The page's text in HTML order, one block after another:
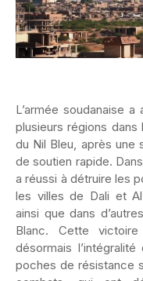
L’armée soudanaise
plusieurs régions
du Nil Bleu, après
de soutien rapide.
a réussi à détruire les
les villes de Dali et
ainsi que dans
Blanc. Cette
désormais
poches de résistance